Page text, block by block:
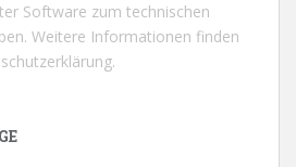
Software zum technischen
Weitere Informationen finden